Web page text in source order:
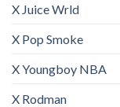
X Juice Wrld
X Pop Smoke
X Youngboy NBA
X Rodman